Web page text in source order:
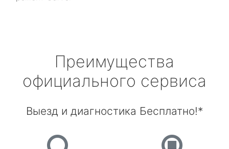
Преимущества
официального сервиса
Выезд и диагностика Бесплатно!*